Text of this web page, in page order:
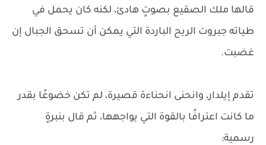
قالها ملك الصقيع بصوتٍ هادئ، لكنه كان يحمل في
طياته جبروت الريح الباردة التي يمكن أن تسحق الجبال إن
غضبت.
تقدم إيلدار، وانحنى انحناءة قصيرة، لم تكن خضوعًا بقدر
ما كانت اعترافًا بالقوة التي يواجهها، ثم قال بنبرةٍ
رسمية: